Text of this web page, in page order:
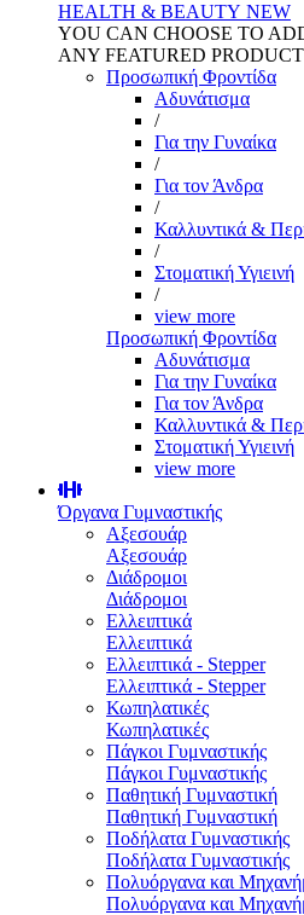
HEALTH & BEAUTY NEW
YOU CAN CHOOSE TO
ANY FEATURED
Προσωπική Φροντίδα
Αδυνάτισμα
/
Για την Γυναίκα
/
Για τον Άνδρα
/
Καλλυντικά &
/
Στοματική Υγιεινή
/
view more
Προσωπική Φροντίδα
Αδυνάτισμα
Για την Γυναίκα
Για τον Άνδρα
Καλλυντικά &
Στοματική Υγιεινή
view more
Όργανα Γυμναστικής
Αξεσουάρ
Αξεσουάρ
Διάδρομοι
Διάδρομοι
Ελλειπτικά
Ελλειπτικά
Ελλειπτικά - Stepper
Ελλειπτικά - Stepper
Κωπηλατικές
Κωπηλατικές
Πάγκοι Γυμναστικής
Πάγκοι Γυμναστικής
Παθητική Γυμναστική
Παθητική Γυμναστική
Ποδήλατα Γυμναστικής
Ποδήλατα Γυμναστικής
Πολυόργανα και
Πολυόργανα και